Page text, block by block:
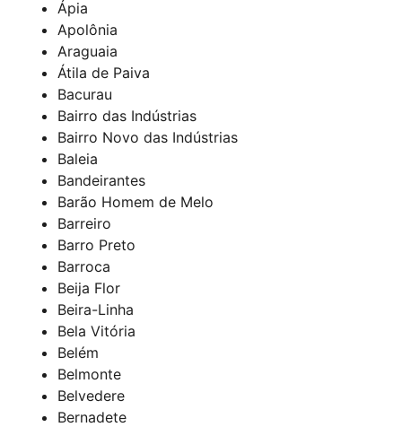
Ápia
Apolônia
Araguaia
Átila de Paiva
Bacurau
Bairro das Indústrias
Bairro Novo das Indústrias
Baleia
Bandeirantes
Barão Homem de Melo
Barreiro
Barro Preto
Barroca
Beija Flor
Beira-Linha
Bela Vitória
Belém
Belmonte
Belvedere
Bernadete